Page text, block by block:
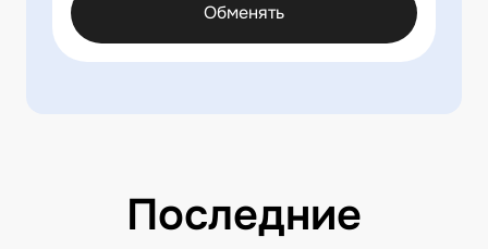
Обменять
Последние